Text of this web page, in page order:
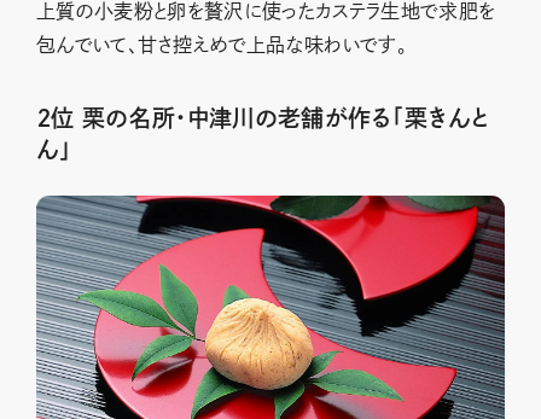
上質の小麦粉と卵を贅沢に使ったカステラ生地で求肥を
包んでいて、甘さ控えめで上品な味わいです。
２位 栗の名所・中津川の老舗が作る「栗きんと
ん」